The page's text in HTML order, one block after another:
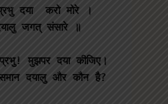
दया  करो मोरे ।
जगत् संसारे ॥
दयालु और कौन है?